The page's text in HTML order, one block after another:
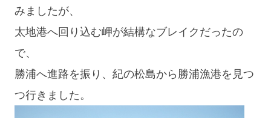
みましたが、
太地港へ回り込む岬が結構なブレイクだったの
で、
勝浦へ進路を振り、紀の松島から勝浦漁港を見つ
つ行きました。